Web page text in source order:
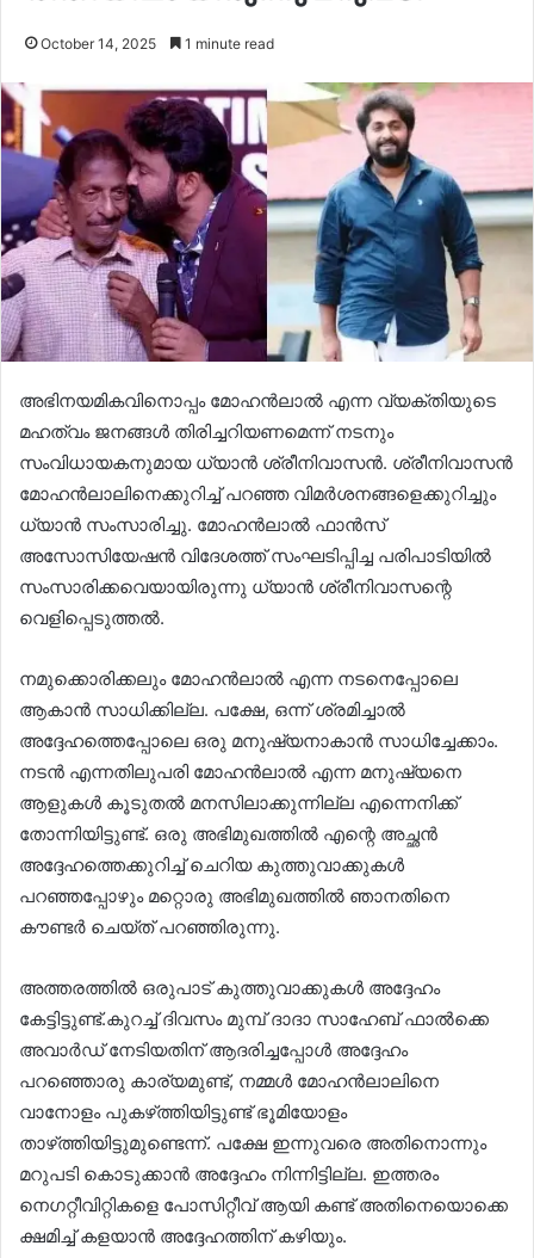
October 14, 2025 1 minute read
അഭിനയമികവിനൊപ്പം മോഹൻലാൽ എന്ന വ്യക്തിയുടെ
മഹത്വം ജനങ്ങൾ തിരിച്ചറിയണമെന്ന് നടനും
സംവിധായകനുമായ ധ്യാൻ ശ്രീനിവാസൻ. ശ്രീനിവാസൻ
മോഹൻലാലിനെക്കുറിച്ച് പറഞ്ഞ വിമർശനങ്ങളെക്കുറിച്ചും
ധ്യാൻ സംസാരിച്ചു. മോഹൻലാൽ ഫാൻസ്
അസോസിയേഷൻ വിദേശത്ത് സംഘടിപ്പിച്ച പരിപാടിയിൽ
സംസാരിക്കവെയായിരുന്നു ധ്യാൻ ശ്രീനിവാസന്റെ
വെളിപ്പെടുത്തൽ.
നമുക്കൊരിക്കലും മോഹൻലാൽ എന്ന നടനെപ്പോലെ
ആകാൻ സാധിക്കില്ല. പക്ഷേ, ഒന്ന് ശ്രമിച്ചാൽ
അദ്ദേഹത്തെപ്പോലെ ഒരു മനുഷ്യനാകാൻ സാധിച്ചേക്കാം.
നടൻ എന്നതിലുപരി മോഹൻലാൽ എന്ന മനുഷ്യനെ
ആളുകൾ കൂടുതൽ മനസിലാക്കുന്നില്ല എന്നെനിക്ക്
തോന്നിയിട്ടുണ്ട്. ഒരു അഭിമുഖത്തിൽ എന്റെ അച്ഛൻ
അദ്ദേഹത്തെക്കുറിച്ച് ചെറിയ കുത്തുവാക്കുകൾ
പറഞ്ഞപ്പോഴും മറ്റൊരു അഭിമുഖത്തിൽ ഞാനതിനെ
കൗണ്ടർ ചെയ്‌ത് പറഞ്ഞിരുന്നു.
അത്തരത്തിൽ ഒരുപാട് കുത്തുവാക്കുകൾ അദ്ദേഹം
കേട്ടിട്ടുണ്ട്.കുറച്ച് ദിവസം മുമ്പ് ദാദാ സാഹേബ് ഫാൽക്കെ
അവാർഡ് നേടിയതിന് ആദരിച്ചപ്പോൾ അദ്ദേഹം
പറഞ്ഞൊരു കാര്യമുണ്ട്, നമ്മൾ മോഹൻലാലിനെ
വാനോളം പുകഴ്‌ത്തിയിട്ടുണ്ട് ഭൂമിയോളം
താഴ്‌ത്തിയിട്ടുമുണ്ടെന്ന്. പക്ഷേ ഇന്നുവരെ അതിനൊന്നും
മറുപടി കൊടുക്കാൻ അദ്ദേഹം നിന്നിട്ടില്ല. ഇത്തരം
നെഗറ്റീവിറ്റികളെ പോസിറ്റീവ് ആയി കണ്ട് അതിനെയൊക്കെ
ക്ഷമിച്ച് കളയാൻ അദ്ദേഹത്തിന് കഴിയും.